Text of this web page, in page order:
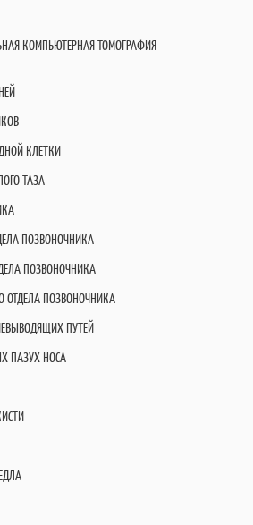
КОМПЬЮТЕРНАЯ ТОМОГРАФИЯ
КЛЕТКИ
ТАЗА
ПОЗВОНОЧНИКА
ПОЗВОНОЧНИКА
ОТДЕЛА ПОЗВОНОЧНИКА
ПУТЕЙ
ПАЗУХ НОСА